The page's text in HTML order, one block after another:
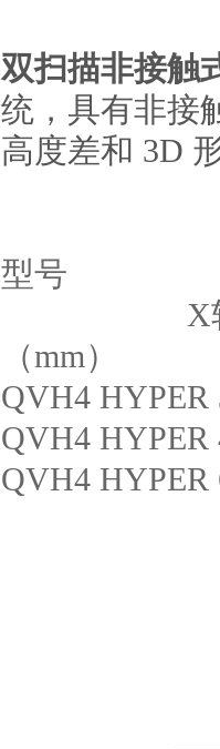
双扫描非接触
统，具有非接
高度差和 3D
型号 测
X轴最大
（mm）
QVH4
QVH4
QVH4